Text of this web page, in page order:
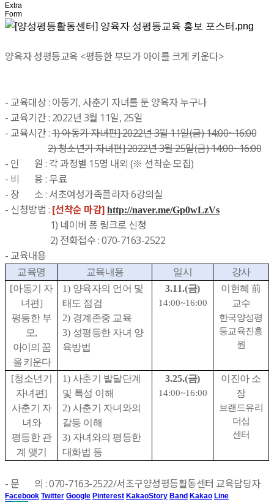
Extra
Form
양육자 성평등교육 <평등한 부모가 아이를 크게 키운다>
- 교육대상 : 아동기, 사춘기 자녀를 둔 양육자 누구나
- 교육기간 : 2022년 3월 11일, 25일
- 교육시간 :1) 아동기 자녀편] 2022년 3월 11일(금) 14:00~16:00
2) 청소년기 자녀편] 2022년 3월 25일(금) 14:00~16:00
- 인 원 : 각 과정별 15명 내외 (※ 선착순 모집)
- 비 용 : 무료
- 장 소 : 서초여성가족플라자 6강의실
- 신청방법 : [선착순 마감] http://naver.me/Gp0wLzVs
1) 네이버 폼 링크로 신청
2) 전화접수 : 070-7163-2522
- 교육내용
교육명 교육내용 일시
강사
[아동기 자
녀편]
평등한 부
모,
아이의 꿈
을 키운다
1) 양육자의 언어 및
태도 점검
2) 경계존중 교육
3) 성평등한 자녀 양
육방법
3.11.(금)
14:00~16:00
이현혜 前
교수
한국양성평
등교육진흥
원
[청소년기
자녀편]
사춘기 자
녀와
평등한 관
계 맺기
1) 사춘기 발달단계
및 특성 이해
2) 사춘기 자녀와의
갈등 이해
3) 자녀와의 평등한
대화법 등
3.25.(금)
14:00~16:00
이진아 소
장
브랜드유리
더십
센터
- 문 의 : 070-7163-2522/서초구양성평등활동센터 교육담당자
Facebook Twitter Google Pinterest KakaoStory Band Kakao Line